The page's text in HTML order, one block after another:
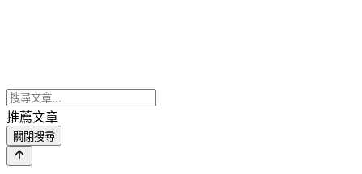
推薦文章
關閉搜尋